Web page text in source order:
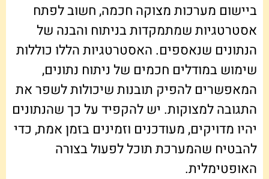
ביישום מערכות מצוקה חכמה, חשוב לפתח
אסטרטגיות שמתמקדות בניתוח והבנה של
הנתונים שנאספים. האסטרטגיות הללו כוללות
שימוש במודלים חכמים של ניתוח נתונים,
המאפשרים להפיק תובנות שיכולות לשפר את
התגובה למצוקות. יש להקפיד על כך שהנתונים
יהיו מדויקים, מעודכנים וזמינים בזמן אמת, כדי
להבטיח שהמערכת תוכל לפעול בצורה
האופטימלית.